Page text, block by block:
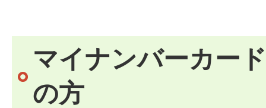
マイナンバーカー
の方